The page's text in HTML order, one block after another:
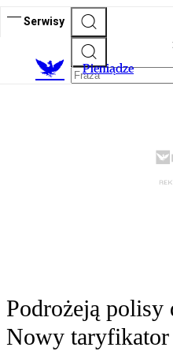
Serwisy
Pieniądze
Podrożeją polisy
Nowy taryfikator